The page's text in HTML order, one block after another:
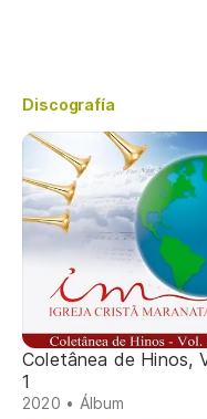
Discografía
Coletânea de Hinos,
1
2020 • Álbum